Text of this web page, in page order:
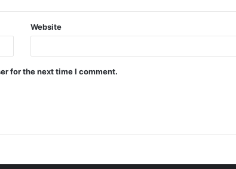
Website
for the next time I comment.